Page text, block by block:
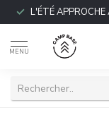
L'ÉTÉ APPROCHE
MENU